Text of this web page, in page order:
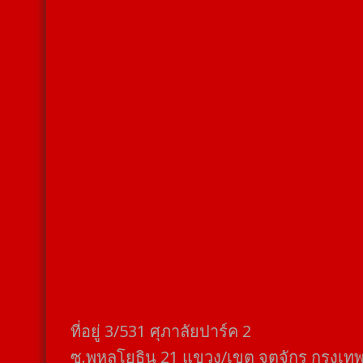
ที่อยู่​ 3/531​ ศุภาลัยปาร์ค​ 2
ซ.พหลโยธิน​ 21​ แขวง/เขต​ จตุจักร​ กรุงเท